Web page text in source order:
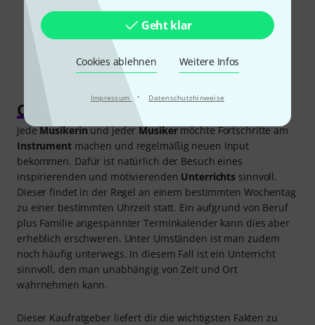
Geht klar
Cookies ablehnen Weitere Infos
Impressum · Datenschutzhinweise
Kostenloser Versand ab 29 €
Online Musikschulen
JedeMusikerinund jederMusikermöchte Fortschritte am
Instrumentmachen und regelmäßig neuen Input
bekommen. Dafür ist natürlich der Besuch eines
inspirierenden und motivierenden Unterrichts sinnvoll.
Dieser findet in der Regel an einem bestimmten Wochentag
zu einer bestimmten Uhrzeit statt. Ein aufgrund von Beruf
plus Familie angespannter Terminkalender kann dies aber
erheblich erschweren. Unter Umständen ist man zudem
noch häufig unterwegs. In diesem Fall ist ein Unterricht
sinnvoll, den man unabhängig von Zeit und Ort
wahrnehmen kann.
Dieser Kaufratgeber liefert dir die wichtigsten Fakten zu